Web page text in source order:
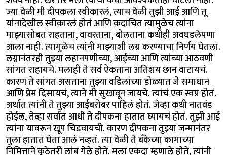
ज्या वेळी मी दीपकला स्वीकारलं, त्याच वेळी तुझी आई आणि तू
यांनादेखील स्वीकारलं होतं आणि कदाचित त्यामुळेच त्यांना
माझ्यासोबत राहताना, वावरताना, बोलताना कधीही अवघडलेपणा
आला नाही. त्यामुळेच त्यांनी माझ्याशी लग्न करण्याचा निर्णय घेतला.
लग्नानंतरही तुझ्या लहानपणीच्या, आईच्या आणि त्यांच्या आठवणी
सांगत राहायचे. मलाही ते सर्व ऐकताना अतिशय छान वाटायचं.
कारण ते सांगत असताना तुझ्या वडिलांच्या डोळ्यात जे समाधान
आणि प्रेम दिसायचं, त्याने मी सुखावून जायचे. त्यांचं एक स्वप्न होतं.
अर्थात त्यांनी ते तुझ्या आईबरोबर पाहिलं होतं. जेव्हा कधी नातवंड
होईल, तेव्हा सर्वात आधी ते दीपकना हातात घ्यायचं होतं. तुझी आई
त्यांना यावरून खूप चिडवायची. कारण दीपकना तुझ्या जन्मानंतर
तुला हातात घेता आलं नव्हतं. त्या वेळी ते बँकेच्या कामाच्या
निमित्ताने कुठेतरी लांब गेले होते. मला एकदा म्हणाले होते, त्यांनी